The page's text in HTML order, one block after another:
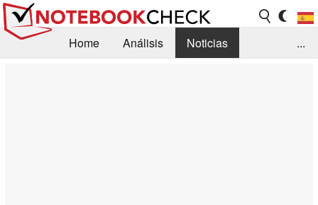
Home Análisis
Noticias
...